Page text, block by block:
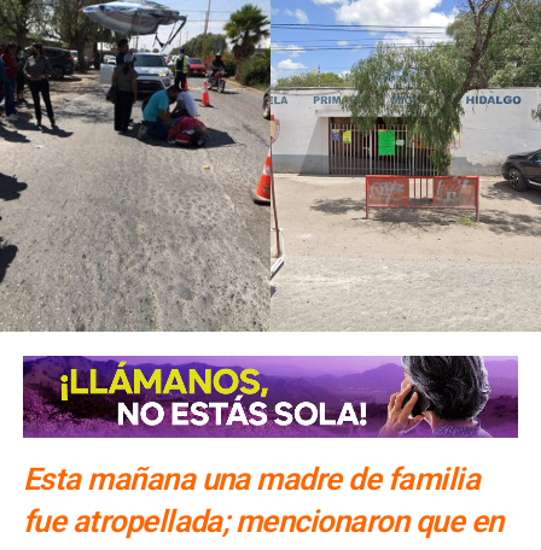
Esta mañana una madre de familia
fue atropellada; mencionaron que en